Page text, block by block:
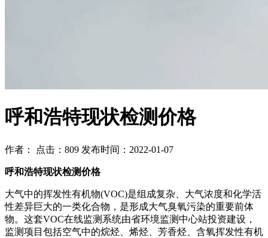
呼和浩特现状检测价格
作者： 点击：809 发布时间：2022-01-07
呼和浩特现状检测价格
大气中的挥发性有机物(VOC)是组成复杂、大气浓度和化学活
性差异巨大的一类化合物，是形成大气臭氧污染的重要前体
物。这套VOC在线监测系统由省环境监测中心站投资建设，
监测项目包括空气中的烷烃、烯烃、芳香烃、含氧挥发性有机